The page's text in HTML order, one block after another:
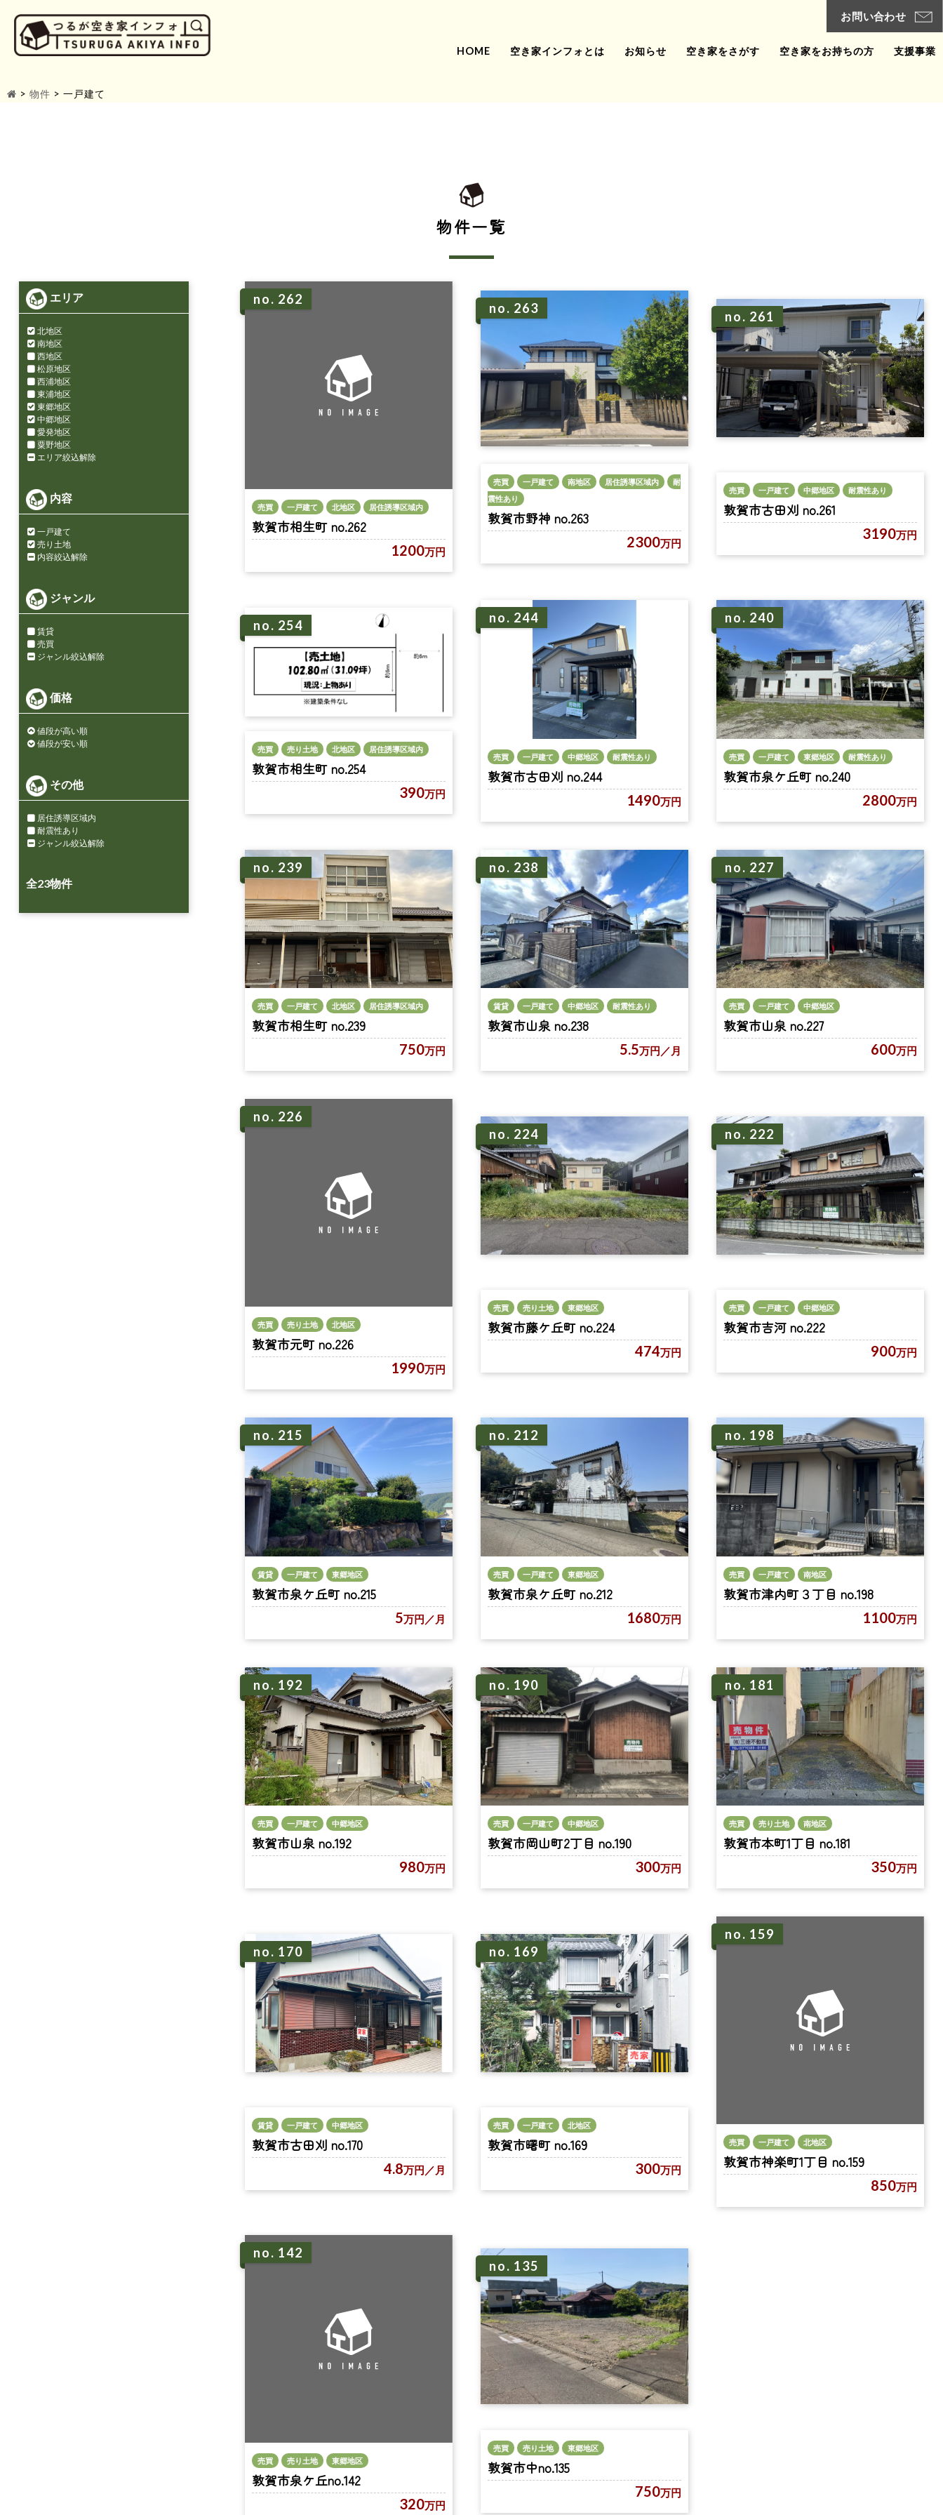
HOME 空き家インフォとは お知らせ 空き家をさがす 空き家をお持ちの方 支援事業
> 物件 > 一戸建て
物件一覧
エリア
北地区
南地区
西地区
松原地区
西浦地区
東浦地区
東郷地区
中郷地区
愛発地区
粟野地区
エリア絞込解除
内容
一戸建て
売り土地
内容絞込解除
ジャンル
賃貸
売買
ジャンル絞込解除
価格
値段が高い順
値段が安い順
その他
居住誘導区域内
耐震性あり
ジャンル絞込解除
全23物件
no. 262
売買 一戸建て 北地区 居住誘導区域内
敦賀市相生町 no.262
1200万円
no. 263
売買 一戸建て 南地区 居住誘導区域内
耐
震性あり
敦賀市野神 no.263
2300万円
no. 261
売買 一戸建て 中郷地区 耐震性あり
敦賀市古田刈 no.261
3190万円
no. 254
売買 売り土地 北地区 居住誘導区域内
敦賀市相生町 no.254
390万円
no. 244
売買 一戸建て 中郷地区 耐震性あり
敦賀市古田刈 no.244
1490万円
no. 240
売買 一戸建て 東郷地区 耐震性あり
敦賀市泉ケ丘町 no.240
2800万円
no. 239
売買 一戸建て 北地区 居住誘導区域内
敦賀市相生町 no.239
750万円
no. 238
賃貸 一戸建て 中郷地区 耐震性あり
敦賀市山泉 no.238
5.5万円 ／月
no. 227
売買 一戸建て 中郷地区
敦賀市山泉 no.227
600万円
no. 226
売買 売り土地 北地区
敦賀市元町 no.226
1990万円
no. 224
売買 売り土地 東郷地区
敦賀市藤ケ丘町 no.224
474万円
no. 222
売買 一戸建て 中郷地区
敦賀市吉河 no.222
900万円
no. 215
賃貸 一戸建て 東郷地区
敦賀市泉ケ丘町 no.215
5万円 ／月
no. 212
売買 一戸建て 東郷地区
敦賀市泉ケ丘町 no.212
1680万円
no. 198
売買 一戸建て 南地区
敦賀市津内町３丁目 no.198
1100万円
no. 192
売買 一戸建て 中郷地区
敦賀市山泉 no.192
980万円
no. 190
売買 一戸建て 中郷地区
敦賀市岡山町2丁目 no.190
300万円
no. 181
売買 売り土地 南地区
敦賀市本町1丁目 no.181
350万円
no. 170
賃貸 一戸建て 中郷地区
敦賀市古田刈 no.170
4.8万円 ／月
no. 169
売買 一戸建て 北地区
敦賀市曙町 no.169
300万円
no. 159
売買 一戸建て 北地区
敦賀市神楽町1丁目 no.159
850万円
no. 142
売買 売り土地 東郷地区
敦賀市泉ケ丘no.142
320万円
no. 135
売買 売り土地 東郷地区
敦賀市中no.135
750万円